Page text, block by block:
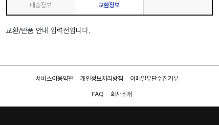
배송정보 교환정보
교환/반품 안내 입력전입니다.
서비스이용약관 개인정보처리방침 이메일무단수집거부
FAQ 회사소개